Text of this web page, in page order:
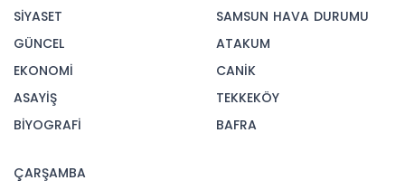
SİYASET
GÜNCEL
EKONOMİ
ASAYİŞ
BİYOGRAFİ
SAMSUN HAVA DURUMU
ATAKUM
CANİK
TEKKEKÖY
BAFRA
ÇARŞAMBA